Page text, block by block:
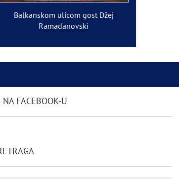
Balkanskom ulicom gost Džej
Ramadanovski
FACEBOOK-U